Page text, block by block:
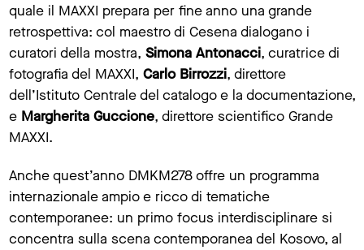
quale il MAXXI prepara per fine anno una grande
retrospettiva: col maestro di Cesena dialogano i
curatori della mostra, Simona Antonacci, curatrice di
fotografia del MAXXI, Carlo Birrozzi, direttore
dell’Istituto Centrale del catalogo e la documentazione,
e Margherita Guccione, direttore scientifico Grande
MAXXI.
Anche quest’anno DMKM278 offre un programma
internazionale ampio e ricco di tematiche
contemporanee: un primo focus interdisciplinare si
concentra sulla scena contemporanea del Kosovo, al